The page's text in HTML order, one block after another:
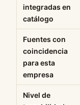
integradas en
catálogo
Fuentes con
coincidencia
para esta
empresa
Nivel de